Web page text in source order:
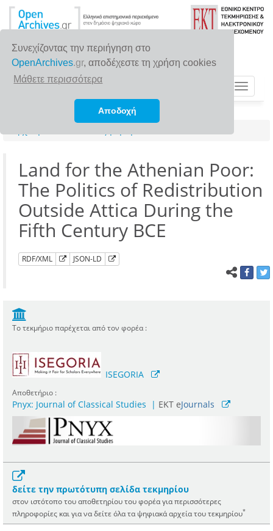
Συνεχίζοντας την περιήγηση στο
OpenArchives.gr, αποδέχεστε τη χρήση cookies
Μάθετε περισσότερα
Αποδοχή
Toggle
Land for the Athenian Poor:
The Politics of Redistribution
Outside Attica During the
Fifth Century BCE
RDF/XML JSON-LD
Το τεκμήριο παρέχεται από τον φορέα :
ISEGORIA
Αποθετήριο :
Pnyx: Journal of Classical Studies | ΕΚΤ eJournals
δείτε την πρωτότυπη σελίδα τεκμηρίου
στον ιστότοπο του αποθετηρίου του φορέα για περισσότερες
πληροφορίες και για να δείτε όλα τα ψηφιακά αρχεία του τεκμηρίου*